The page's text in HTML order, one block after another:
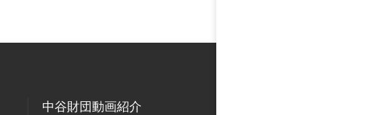
中谷財団動画紹介